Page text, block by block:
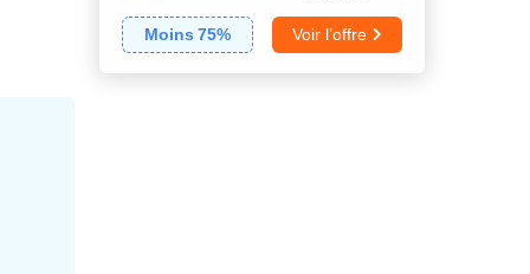
Moins 75% Voir l’offre